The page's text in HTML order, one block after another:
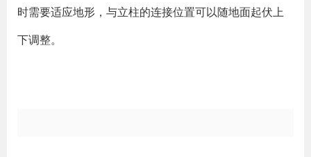
时需要适应地形，与立柱的连接位置可以随地面起伏上
下调整。